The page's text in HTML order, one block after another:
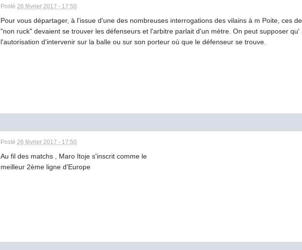
Posté26 février 2017 - 17:50
Pour vous départager, à l'issue d'une des nombreuses interrogations des vilains à m Poite, ces
"non ruck" devaient se trouver les défenseurs et l'arbitre parlait d'un mètre. On peut supposer
l'autorisation d'intervenir sur la balle ou sur son porteur où que le défenseur se trouve.
Posté26 février 2017 - 17:50
Au fil des matchs , Maro Itoje s'inscrit comme le
meilleur 2ème ligne d'Europe